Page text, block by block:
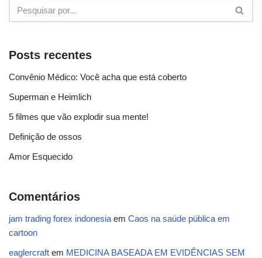
Posts recentes
Convênio Médico: Você acha que está coberto
Superman e Heimlich
5 filmes que vão explodir sua mente!
Definição de ossos
Amor Esquecido
Comentários
jam trading forex indonesia em Caos na saúde pública em
cartoon
eaglercraft em MEDICINA BASEADA EM EVIDÊNCIAS SEM